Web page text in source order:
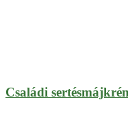
Családi